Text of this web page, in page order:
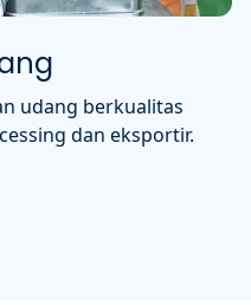
udang berkualitas
dan eksportir.